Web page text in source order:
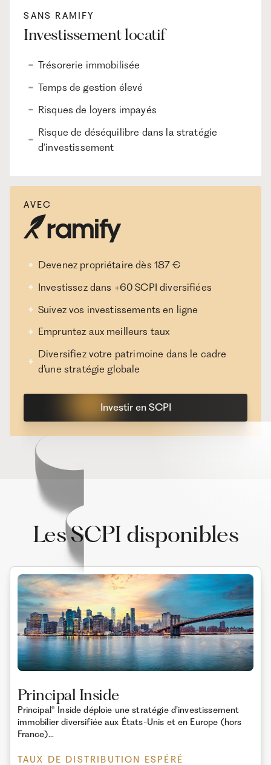
SANS RAMIFY
Investissement locatif
Trésorerie immobilisée
Temps de gestion élevé
Risques de loyers impayés
Risque de déséquilibre dans la stratégie
d’investissement
AVEC
Devenez propriétaire dès 187 €
Investissez dans +60 SCPI diversifiées
Suivez vos investissements en ligne
Empruntez aux meilleurs taux
Diversifiez votre patrimoine dans le cadre
d’une stratégie globale
Investir en SCPI
Les SCPI disponibles
Principal Inside
Principal® Inside déploie une stratégie d’investissement
immobilier diversifiée aux États-Unis et en Europe (hors
France)...
TAUX DE DISTRIBUTION ESPÉRÉ